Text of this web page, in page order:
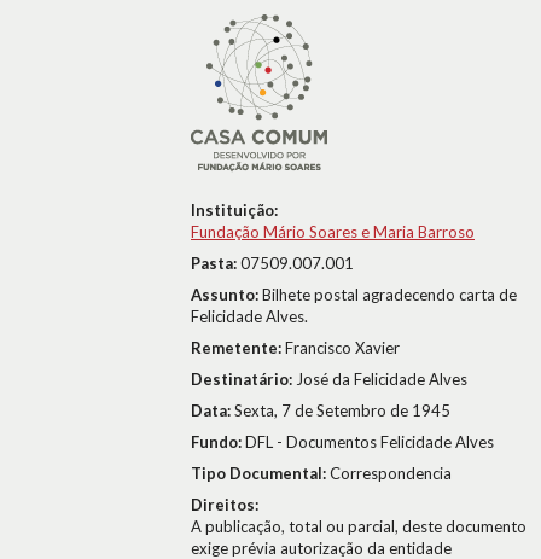
Instituição:
Fundação Mário Soares e Maria Barroso
Pasta:07509.007.001
Assunto:Bilhete postal agradecendo carta de
Felicidade Alves.
Remetente:Francisco Xavier
Destinatário: José da Felicidade Alves
Data:Sexta, 7 de Setembro de 1945
Fundo:DFL - Documentos Felicidade Alves
Tipo Documental:Correspondencia
Direitos:
A publicação, total ou parcial, deste documento
exige prévia autorização da entidade